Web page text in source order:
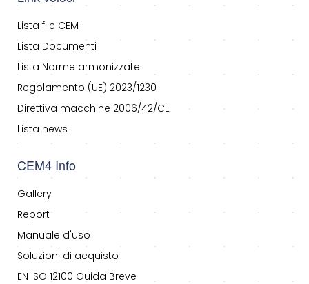
Lista file CEM
Lista Documenti
Lista Norme armonizzate
Regolamento (UE) 2023/1230
Direttiva macchine 2006/42/CE
Lista news
CEM4 Info
Gallery
Report
Manuale d'uso
Soluzioni di acquisto
EN ISO 12100 Guida Breve